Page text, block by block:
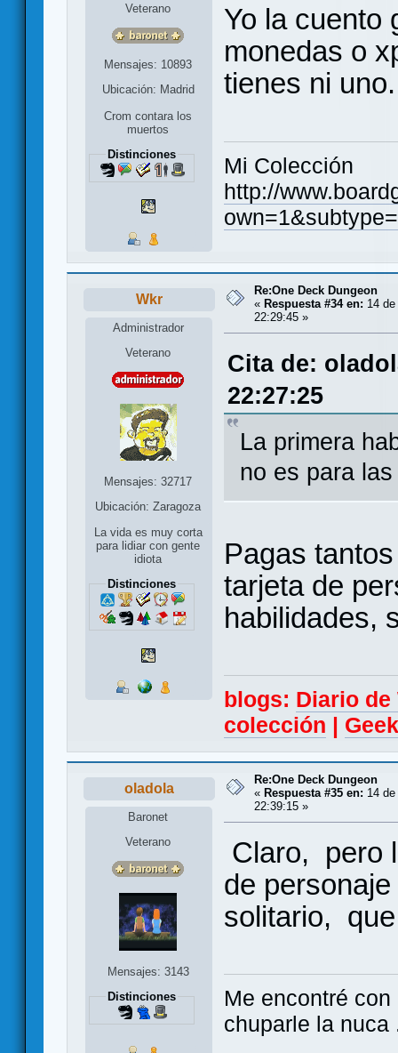
Veterano
Mensajes: 10893
Ubicación: Madrid
Crom contara los
muertos
Distinciones
Yo la cuento
monedas o
tienes ni uno.
Mi Colección
http://
Wkr
Administrador
Veterano
Mensajes: 32717
Ubicación: Zaragoza
La vida es muy corta
para lidiar con gente
idiota
Distinciones
Re:One Deck Dungeon
« Respuesta #34 en: 14
22:29:45 »
Cita de:
22:27:25
La primera
no es para
Pagas
tarjeta de
habilidades,
blogs: Diario
colección
oladola
Baronet
Veterano
Mensajes: 3143
Distinciones
Re:One Deck Dungeon
« Respuesta #35 en: 14
22:39:15 »
Claro, pero
de
solitario,
Me encontré
chuparle la